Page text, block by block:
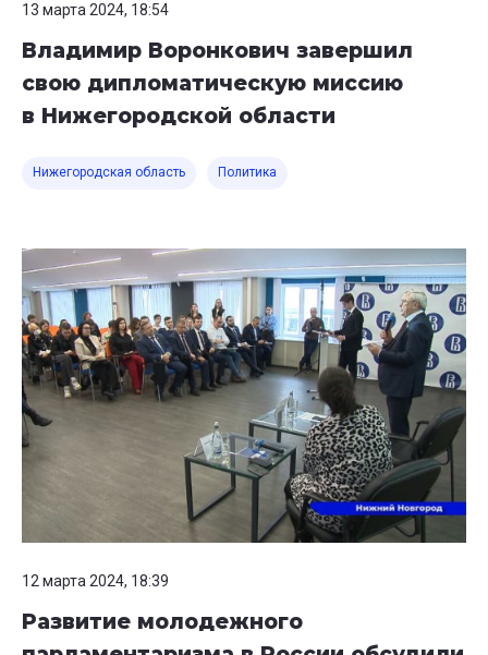
13 марта 2024, 18:54
Владимир Воронкович завершил
свою дипломатическую миссию
в Нижегородской области
Нижегородская область Политика
12 марта 2024, 18:39
Развитие молодежного